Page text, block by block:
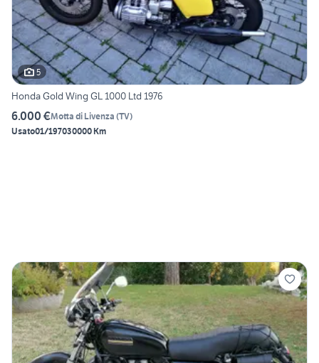
5
Honda Gold Wing GL 1000 Ltd 1976
6.000 €Motta di Livenza (TV)
Usato01/197030000 Km